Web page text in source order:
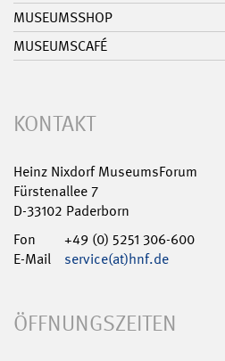
MUSEUMSSHOP
MUSEUMSCAFÉ
KONTAKT
Heinz Nixdorf MuseumsForum
Fürstenallee 7
D-33102 Paderborn
Fon
+49 (0) 5251 306-600
E-Mail
service(at)hnf.de
ÖFFNUNGSZEITEN